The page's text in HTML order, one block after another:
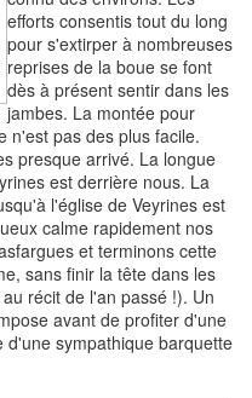
efforts consentis tout du long
pour s'extirper à nombreuses
reprises de la boue se font
dès à présent sentir dans les
jambes. La montée pour
n'est pas des plus facile.
presque arrivé. La longue
est derrière nous. La
l'église de Veyrines est
calme rapidement nos
et terminons cette
sans finir la tête dans les
récit de l'an passé !). Un
avant de profiter d'une
sympathique barquette